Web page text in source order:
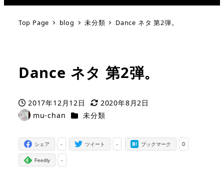
Top Page blog 未分類 Dance ネタ 第2弾。
Dance ネタ 第2弾。
投稿日
2017年12月12日
更新日
2020年8月2日
著
mu-chan カテゴリー
未分類
-
シェア -
ツイート 0
ブックマーク
-
Feedly